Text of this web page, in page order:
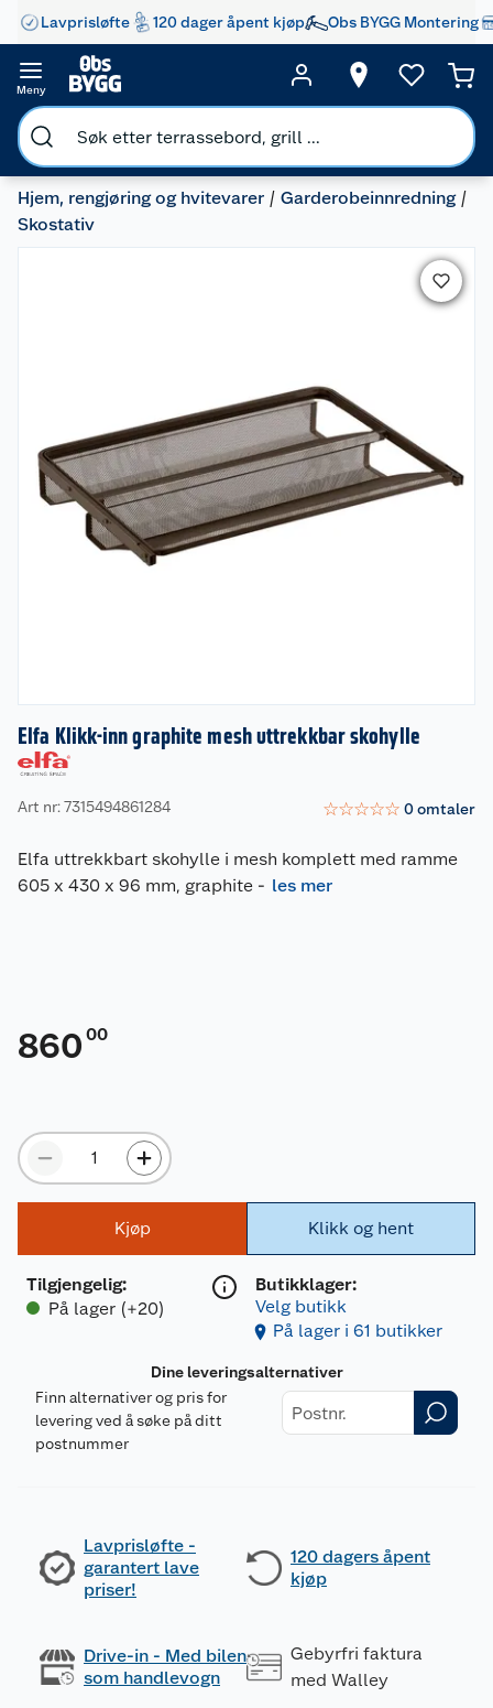
Lavprisløfte 120 dager åpent kjøp Obs BYGG Montering
Meny
Hjem, rengjøring og hvitevarer
Garderobeinnredning
Skostativ
Elfa Klikk-inn graphite mesh uttrekkbar skohylle
Art nr: 7315494861284 ☆☆☆☆☆ 0omtaler
Elfa uttrekkbart skohylle i mesh komplett med ramme
605 x 430 x 96 mm, graphite - les mer
860 00
Kjøp
Tilgjengelig:
På lager (+20)
Klikk og hent
Butikklager:
Velg butikk
På lager i 61 butikker
Dine leveringsalternativer
Finn alternativer og pris for
levering ved å søke på ditt
postnummer
Lavprisløfte -
garantert lave
priser!
120 dagers åpent
kjøp
Drive-in - Med bilen
som handlevogn
Gebyrfri faktura
med Walley